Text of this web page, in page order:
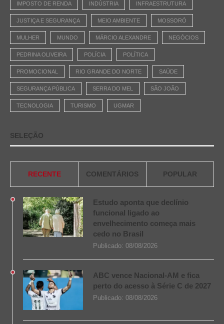
IMPOSTO DE RENDA INDÚSTRIA INFRAESTRUTURA
JUSTIÇA E SEGURANÇA MEIO AMBIENTE MOSSORÓ
MULHER MUNDO MÁRCIO ALEXANDRE NEGÓCIOS
PEDRINA OLIVEIRA POLÍCIA POLÍTICA
PROMOCIONAL RIO GRANDE DO NORTE SAÚDE
SEGURANÇA PÚBLICA SERRA DO MEL SÃO JOÃO
TECNOLOGIA TURISMO UGMAR
SELEÇÃO
RECENTE COMENTÁRIOS POPULAR
Estudo aponta que declínio
funcional ligado ao
envelhecimento começa mais
cedo no Brasil
Publicado: 08/08/2026
ABC vence Nacional-AM e fica
perto do acesso à Série C de 2027
Publicado: 08/08/2026